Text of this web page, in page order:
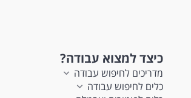
כיצד למצוא עבודה?
מדריכים לחיפוש עבודה
כלים לחיפוש עבודה